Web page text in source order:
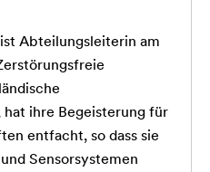
Abteilungsleiterin am
ihre Begeisterung für
entfacht, so dass sie
Sensorsystemen